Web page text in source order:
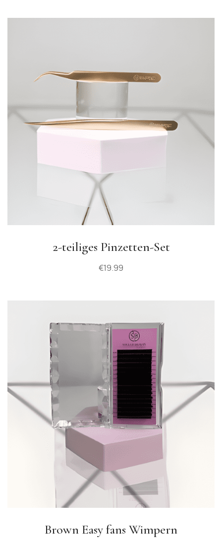
2-teiliges Pinzetten-Set
€19.99
Brown Easy fans Wimpern